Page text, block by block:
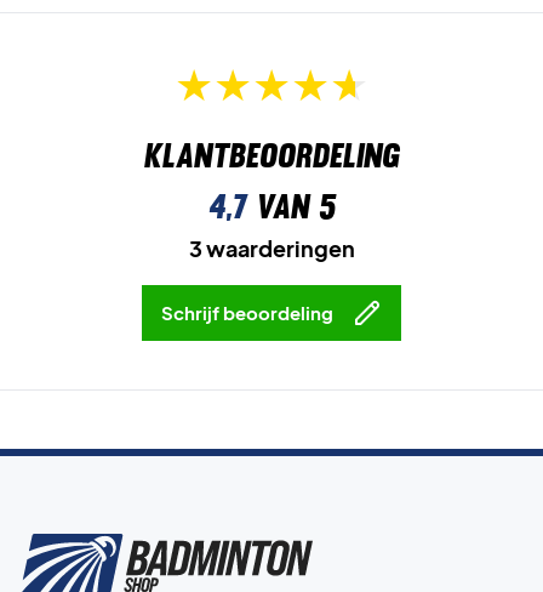
Klantbeoordeling
4,7van 5
3 waarderingen
Schrijf beoordeling